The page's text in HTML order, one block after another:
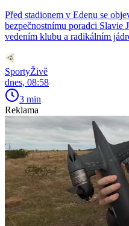
Před stadionem v Edenu se
bezpečnostnímu poradci Slavie
vedením klubu a radikálním
SportyŽivě
dnes, 08:58
3 min
Reklama